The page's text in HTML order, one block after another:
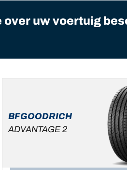
uw voertuig
BFGOODRICH
ADVANTAGE 2